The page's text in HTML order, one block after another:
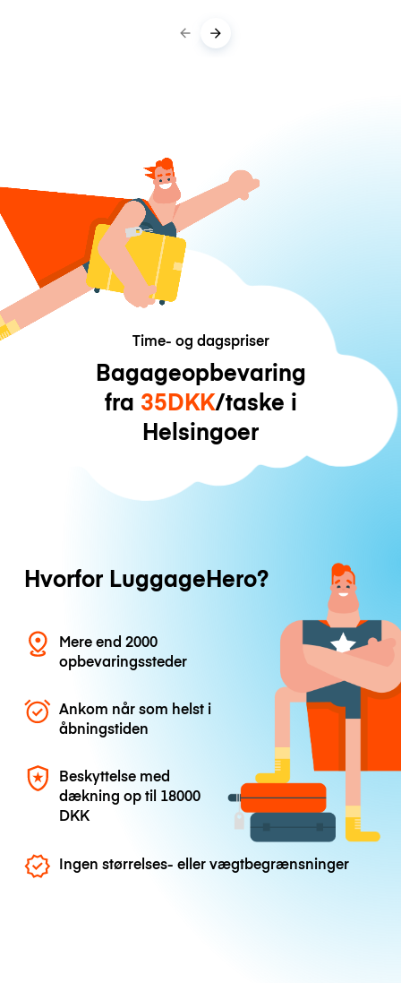
Time- og dagspriser
Bagageopbevaring
fra 35DKK/taske i
Helsingoer
Hvorfor LuggageHero?
Mere end 2000
opbevaringssteder
Ankom når som helst i
åbningstiden
Beskyttelse med
dækning op til 18000
DKK
Ingen størrelses- eller vægtbegrænsninger